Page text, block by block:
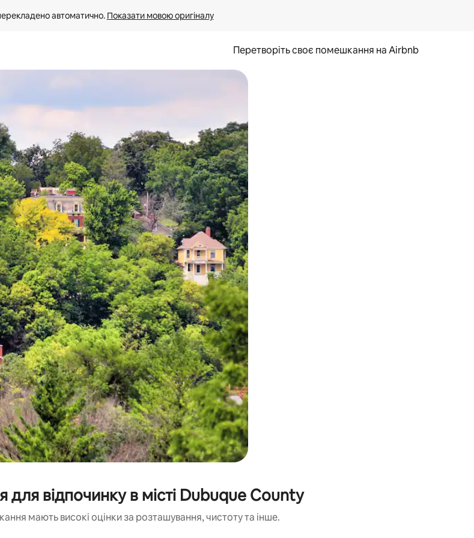
автоматично. Показати мовою оригіналу
Перетворіть своє помешкання на Airbnb
клавіші зі стрілками вгору та вниз або жести дотику та гортання.
відпочинку в місті Dubuque County
мають високі оцінки за розташування, чистоту та інше.